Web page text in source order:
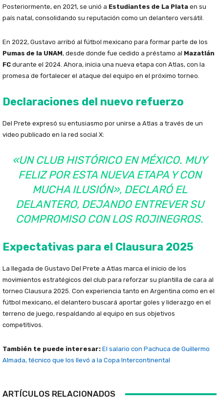
Posteriormente, en 2021, se unió a Estudiantes de La Plata en su
país natal, consolidando su reputación como un delantero versátil.
En 2022, Gustavo arribó al fútbol mexicano para formar parte de los
Pumas de la UNAM, desde donde fue cedido a préstamo al Mazatlán
FC durante el 2024. Ahora, inicia una nueva etapa con Atlas, con la
promesa de fortalecer el ataque del equipo en el próximo torneo.
Declaraciones del nuevo refuerzo
Del Prete expresó su entusiasmo por unirse a Atlas a través de un
video publicado en la red social X:
«UN CLUB HISTÓRICO EN MÉXICO. MUY
FELIZ POR ESTA NUEVA ETAPA Y CON
MUCHA ILUSIÓN», DECLARÓ EL
DELANTERO, DEJANDO ENTREVER SU
COMPROMISO CON LOS ROJINEGROS.
Expectativas para el Clausura 2025
La llegada de Gustavo Del Prete a Atlas marca el inicio de los
movimientos estratégicos del club para reforzar su plantilla de cara al
torneo Clausura 2025. Con experiencia tanto en Argentina como en el
fútbol mexicano, el delantero buscará aportar goles y liderazgo en el
terreno de juego, respaldando al equipo en sus objetivos
competitivos.
También te puede interesar: El salario con Pachuca de Guillermo
Almada, técnico que los llevó a la Copa Intercontinental
ARTÍCULOS RELACIONADOS